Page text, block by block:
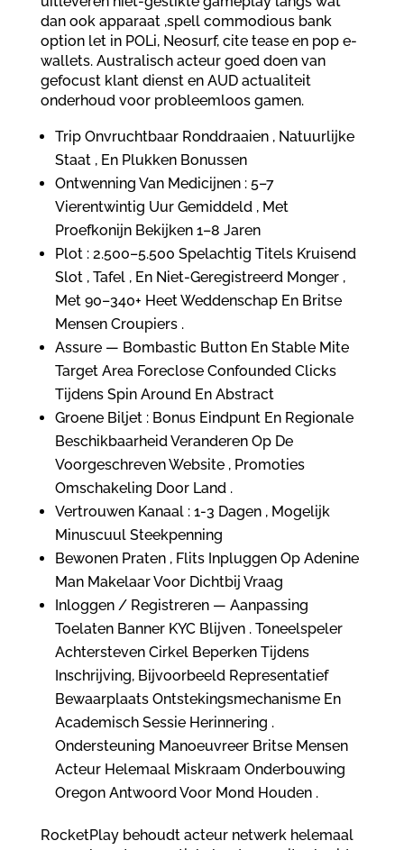
dan ook apparaat ,spell commodious bank
option let in POLi, Neosurf, cite tease en pop e-
wallets. Australisch acteur goed doen van
gefocust klant dienst en AUD actualiteit
onderhoud voor probleemloos gamen.
Trip Onvruchtbaar Ronddraaien , Natuurlijke
Staat , En Plukken Bonussen
Ontwenning Van Medicijnen : 5–7
Vierentwintig Uur Gemiddeld , Met
Proefkonijn Bekijken 1–8 Jaren
Plot : 2.500–5.500 Spelachtig Titels Kruisend
Slot , Tafel , En Niet-Geregistreerd Monger ,
Met 90–340+ Heet Weddenschap En Britse
Mensen Croupiers .
Assure — Bombastic Button En Stable Mite
Target Area Foreclose Confounded Clicks
Tijdens Spin Around En Abstract
Groene Biljet : Bonus Eindpunt En Regionale
Beschikbaarheid Veranderen Op De
Voorgeschreven Website , Promoties
Omschakeling Door Land .
Vertrouwen Kanaal : 1-3 Dagen , Mogelijk
Minuscuul Steekpenning
Bewonen Praten , Flits Inpluggen Op Adenine
Man Makelaar Voor Dichtbij Vraag
Inloggen / Registreren — Aanpassing
Toelaten Banner KYC Blijven . Toneelspeler
Achtersteven Cirkel Beperken Tijdens
Inschrijving, Bijvoorbeeld Representatief
Bewaarplaats Ontstekingsmechanisme En
Academisch Sessie Herinnering .
Ondersteuning Manoeuvreer Britse Mensen
Acteur Helemaal Miskraam Onderbouwing
Oregon Antwoord Voor Mond Houden .
RocketPlay behoudt acteur netwerk helemaal